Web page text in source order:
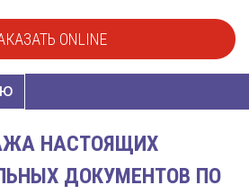
ONLINE
НАСТОЯЩИХ
ДОКУМЕНТОВ ПО